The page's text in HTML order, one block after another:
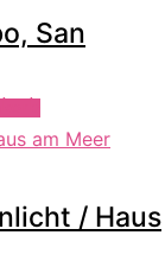
San
/ Haus